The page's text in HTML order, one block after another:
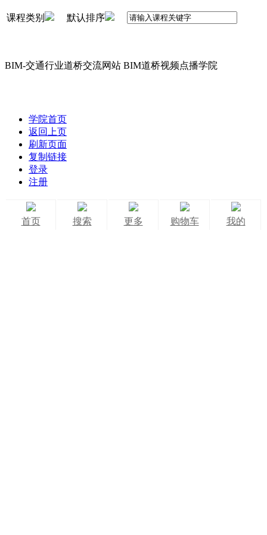
课程类别 默认排序
BIM-交通行业道桥交流网站 BIM道桥视频点播学院
学院首页
返回上页
刷新页面
复制链接
登录
注册
首页 搜索 更多 购物车 我的